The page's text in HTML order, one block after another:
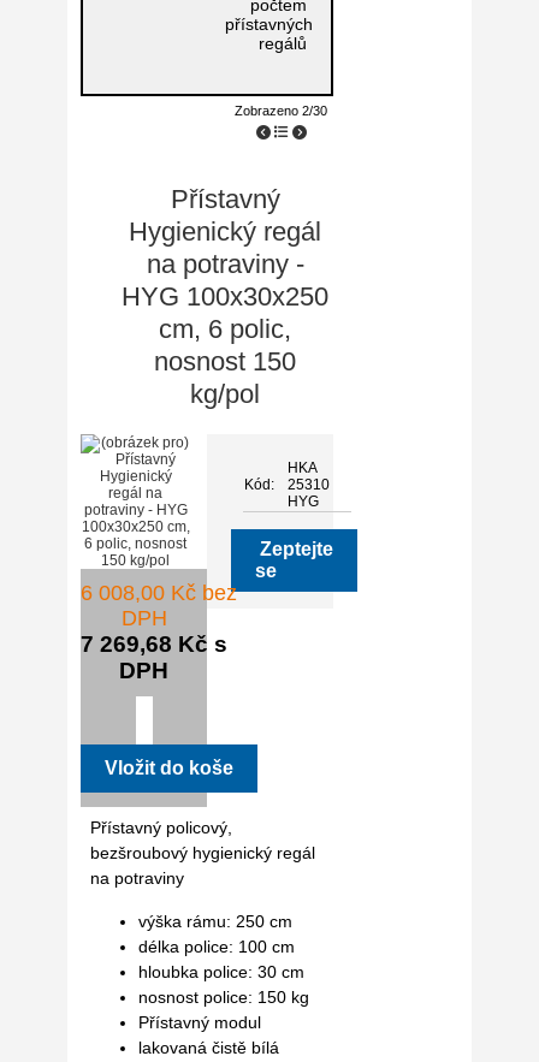
počtem
přístavných
regálů
Zobrazeno 2/30
Přístavný
Hygienický regál
na potraviny -
HYG 100x30x250
cm, 6 polic,
nosnost 150
kg/pol
Kód:
HKA
25310
HYG
Zeptejte
se
6 008,00 Kč bez
DPH
7 269,68 Kč s
DPH
Přístavný policový,
bezšroubový hygienický regál
na potraviny
výška rámu: 250 cm
délka police: 100 cm
hloubka police: 30 cm
nosnost police: 150 kg
Přístavný modul
lakovaná čistě bílá